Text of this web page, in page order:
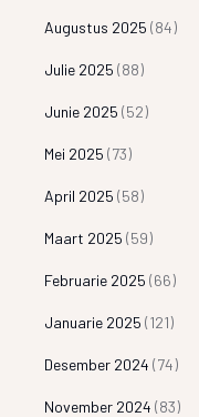
Augustus 2025 (84)
Julie 2025 (88)
Junie 2025 (52)
Mei 2025 (73)
April 2025 (58)
Maart 2025 (59)
Februarie 2025 (66)
Januarie 2025 (121)
Desember 2024 (74)
November 2024 (83)